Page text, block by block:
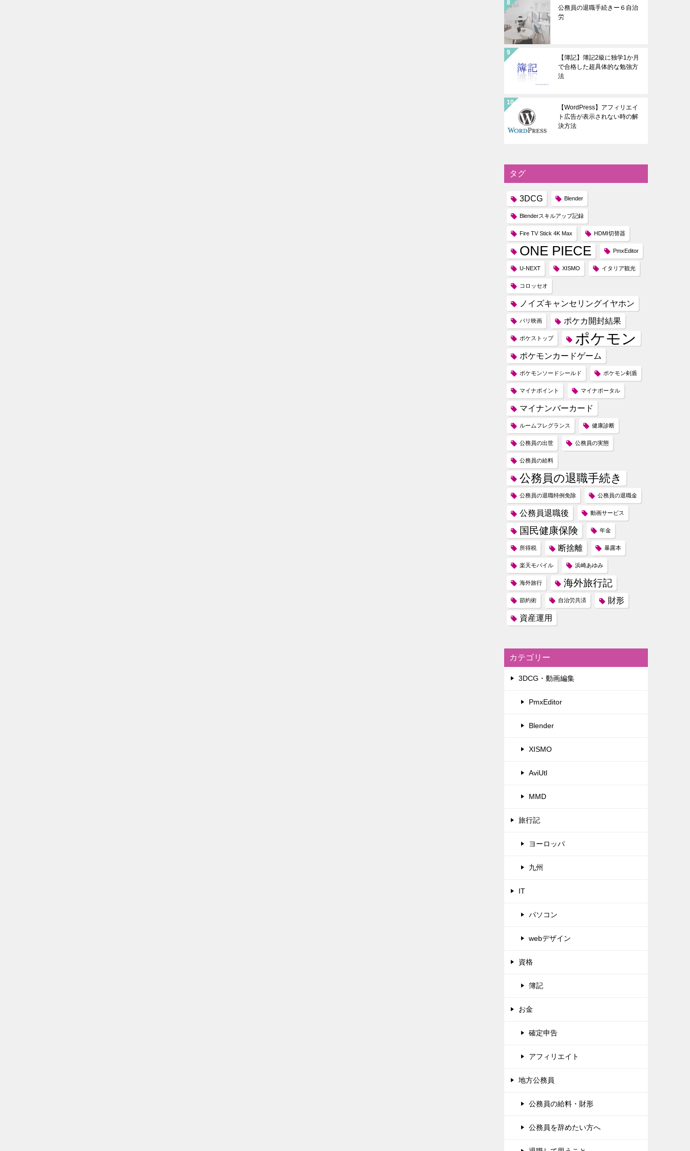
公務員の退職手続きー６自治
労
【簿記】簿記2級に独学1か月
で合格した超具体的な勉強方
法
【WordPress】アフィリエイ
ト広告が表示されない時の解
決方法
タグ
3DCG Blender
Blenderスキルアップ記録
Fire TV Stick 4K Max HDMI切替器
ONE PIECE PmxEditor
U-NEXT XISMO イタリア観光
コロッセオ
ノイズキャンセリングイヤホン
パリ映画 ポケカ開封結果
ポケストップ ポケモン
ポケモンカードゲーム
ポケモンソードシールド ポケモン剣盾
マイナポイント マイナポータル
マイナンバーカード
ルームフレグランス 健康診断
公務員の出世 公務員の実態
公務員の給料
公務員の退職手続き
公務員の退職特例免除 公務員の退職金
公務員退職後 動画サービス
国民健康保険 年金
所得税 断捨離 暴露本
楽天モバイル 浜崎あゆみ
海外旅行 海外旅行記
節約術 自治労共済
財形
資産運用
カテゴリー
3DCG・動画編集
PmxEditor
Blender
XISMO
AviUtl
MMD
旅行記
ヨーロッパ
九州
IT
パソコン
webデザイン
資格
簿記
お金
確定申告
アフィリエイト
地方公務員
公務員の給料・財形
公務員を辞めたい方へ